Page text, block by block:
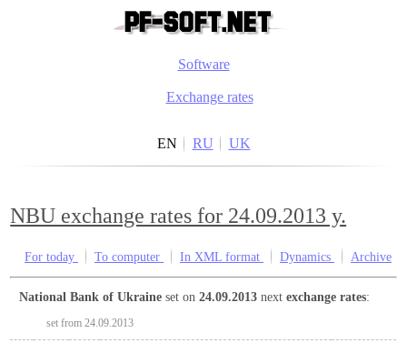
Software
Exchange rates
EN RU UK
NBU exchange rates for 24.09.2013 y.
For today To computer In XML format Dynamics Archive
National Bank of Ukraine set on24.09.2013 nextexchange rates:
set from 24.09.2013